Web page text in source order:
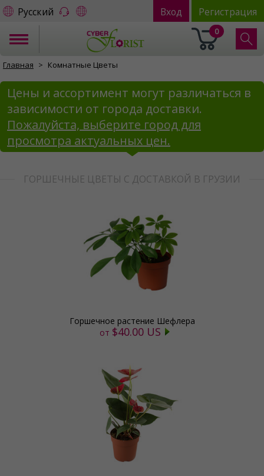
Русский Вход Регистрация
0
Главная Комнатные Цветы
Цены и ассортимент могут различаться в
зависимости от города доставки.
Пожалуйста, выберите город для
просмотра актуальных цен.
ГОРШЕЧНЫЕ ЦВЕТЫ С ДОСТАВКОЙ В ГРУЗИИ
Горшечное растение Шефлера
от $40.00 US